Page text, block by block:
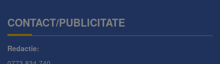
CONTACT/PUBLICITATE
Redactie: